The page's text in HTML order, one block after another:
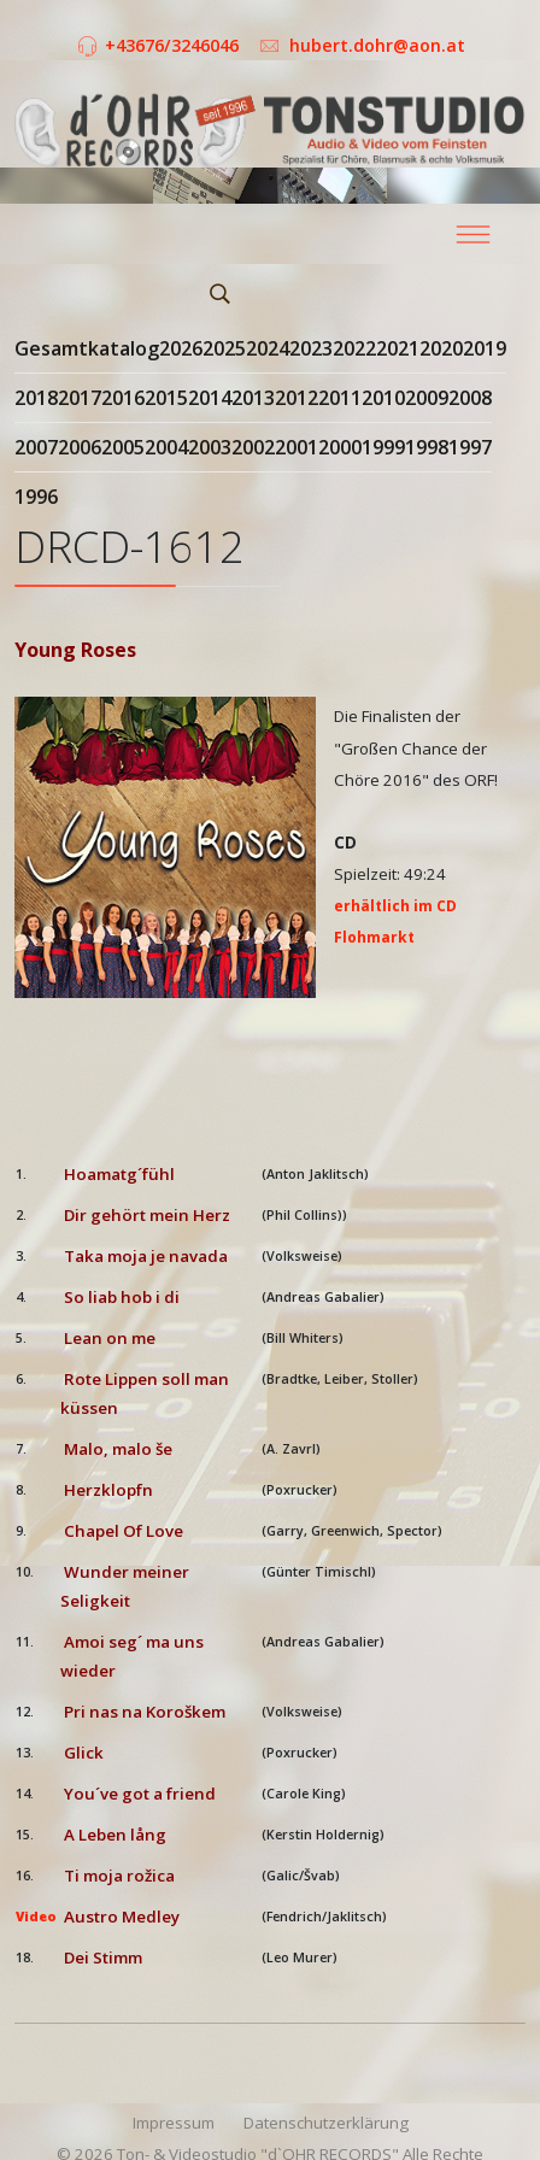
+43676/3246046 hubert.dohr@aon.at
Gesamtkatalog20262025202420232022202120202019
20182017201620152014201320122011201020092008
20072006200520042003200220012000199919981997
1996
DRCD-1612
Young Roses
Die Finalisten der
"Großen Chance der
Chöre 2016" des ORF!
CD
Spielzeit: 49:24
erhältlich im CD
Flohmarkt
1. Hoamatg´fühl (Anton Jaklitsch)
2. Dir gehört mein Herz (Phil Collins))
3. Taka moja je navada (Volksweise)
4. So liab hob i di (Andreas Gabalier)
5. Lean on me (Bill Whiters)
6.
Rote Lippen soll man
küssen
(Bradtke, Leiber, Stoller)
7. Malo, malo še (A. Zavrl)
8. Herzklopfn (Poxrucker)
9. Chapel Of Love (Garry, Greenwich, Spector)
10.
Wunder meiner
Seligkeit
(Günter Timischl)
11.
Amoi seg´ ma uns
wieder
(Andreas Gabalier)
12. Pri nas na Koroškem (Volksweise)
13. Glick (Poxrucker)
14. You´ve got a friend (Carole King)
15. A Leben lång (Kerstin Holdernig)
16. Ti moja rožica (Galic/Švab)
Video Austro Medley (Fendrich/Jaklitsch)
18. Dei Stimm (Leo Murer)
Impressum
Datenschutzerklärung
© 2026 Ton- & Videostudio "d`OHR RECORDS" Alle Rechte